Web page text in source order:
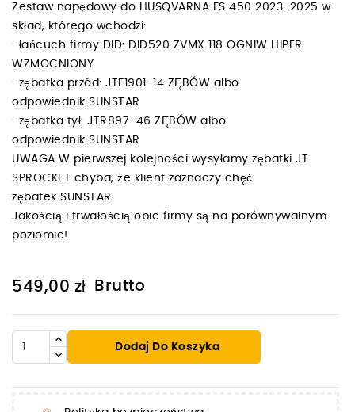
Zestaw napędowy do HUSQVARNA FS 450 2023-2025 w
skład, którego wchodzi:
-łańcuch firmy DID: DID520 ZVMX 118 OGNIW HIPER
WZMOCNIONY
-zębatka przód: JTF1901-14 ZĘBÓW albo
odpowiednik SUNSTAR
-zębatka tył: JTR897-46 ZĘBÓW albo
odpowiednik SUNSTAR
UWAGA W pierwszej kolejności wysyłamy zębatki JT
SPROCKET chyba, że klient zaznaczy chęć
zębatek SUNSTAR
Jakością i trwałością obie firmy są na porównywalnym
poziomie!
549,00 zł Brutto
Dodaj Do Koszyka